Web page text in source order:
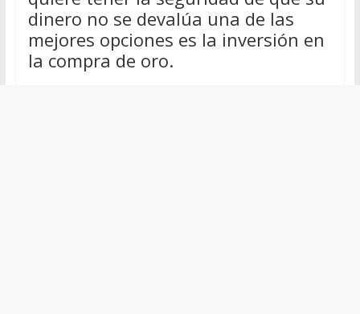
dinero no se devalúa una de las
mejores opciones es la inversión en
la compra de oro.